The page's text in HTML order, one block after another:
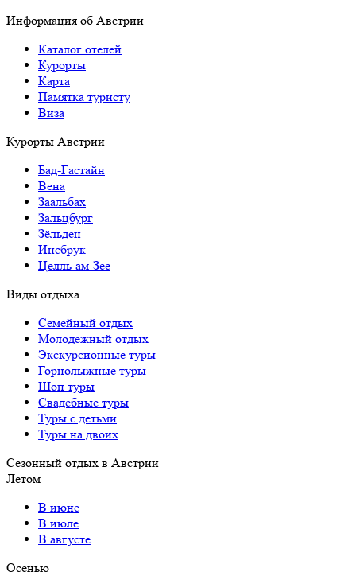
Информация об Австрии
Каталог отелей
Курорты
Карта
Памятка туристу
Виза
Курорты Австрии
Бад-Гаcтайн
Вена
Заальбах
Зальцбург
Зёльден
Инсбрук
Целль-ам-Зее
Виды отдыха
Семейный отдых
Молодежный отдых
Экскурсионные туры
Горнолыжные туры
Шоп туры
Свадебные туры
Туры с детьми
Туры на двоих
Сезонный отдых в Австрии
Летом
В июне
В июле
В августе
Осенью